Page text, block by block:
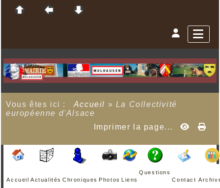
Vous êtes ici : Accueil » La Collectivité
européenne d'Alsace
Imprimer la page...
Accueil Actualités Chroniques Photos Liens
Questions
Contact